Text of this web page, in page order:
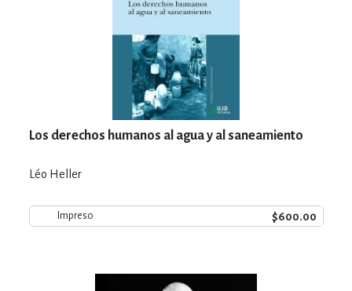
Los derechos humanos al agua y al saneamiento
Léo Heller
Impreso $600.00